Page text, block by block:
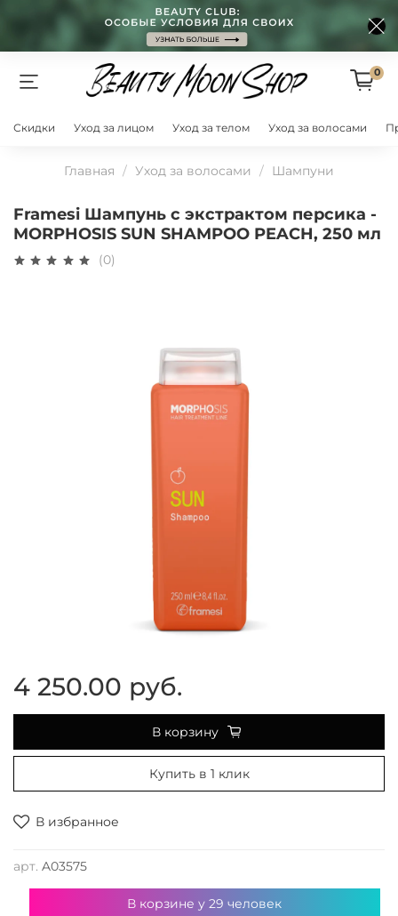
0
Скидки Уход за лицом Уход за телом Уход за волосами
Главная Уход за волосами Шампуни
Framesi Шампунь с экстрактом персика -
MORPHOSIS SUN SHAMPOO PEACH, 250 мл
(0)
В избранное
арт. A03575
4 250.00 руб.
В корзину
Купить в 1 клик
В корзине у29 человек